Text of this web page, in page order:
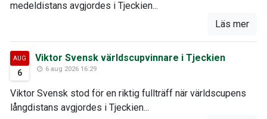
medeldistans avgjordes i Tjeckien...
Läs mer
AUG
6
Viktor Svensk världscupvinnare i Tjeckien
6 aug 2026 16:29
Viktor Svensk stod för en riktig fullträff när världscupens
långdistans avgjordes i Tjeckien...